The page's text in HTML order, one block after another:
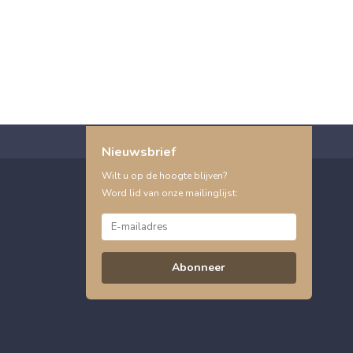
Nieuwsbrief
Wilt u op de hoogte blijven?
Word lid van onze mailinglijst:
Abonneer